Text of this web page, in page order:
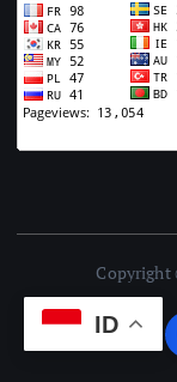
Copyright
ID